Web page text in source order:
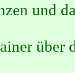
und
über